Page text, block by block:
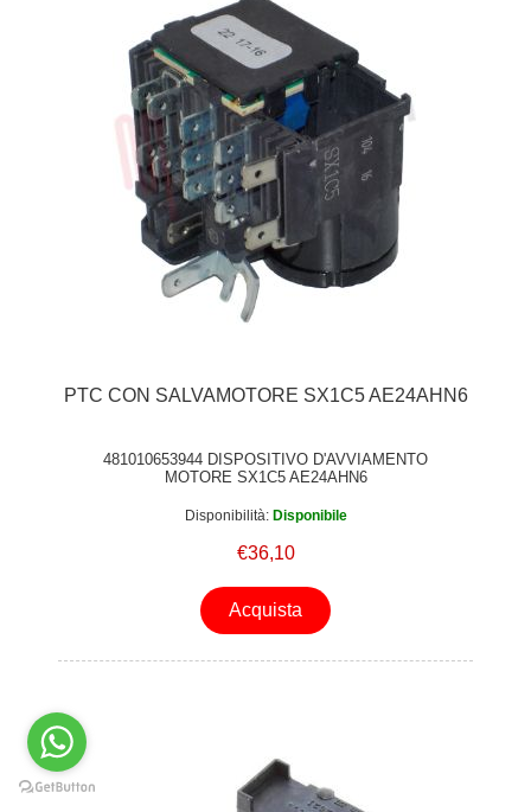
PTC CON SALVAMOTORE SX1C5 AE24AHN6
481010653944 DISPOSITIVO D'AVVIAMENTO
MOTORE SX1C5 AE24AHN6
Disponibilità: Disponibile
€36,10
Acquista